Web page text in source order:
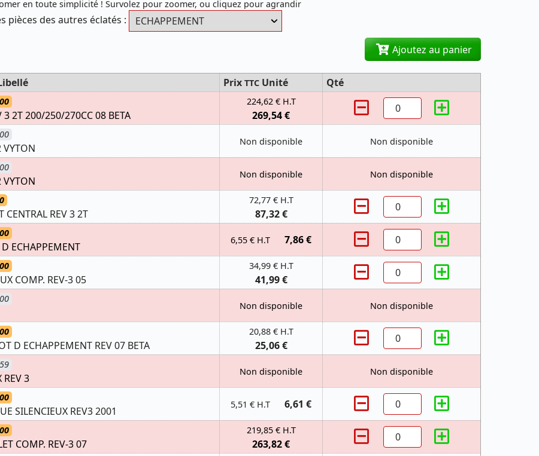
en toute simplicité ! Survolez pour zoomer, ou cliquez pour agrandir
pièces des autres éclatés :
Ajoutez au panier
Prix TTC Unité
Qté
3 2T 200/250/270CC 08 BETA
224,62 € H.T
269,54 €
VYTON
Non disponible Non disponible
VYTON
Non disponible Non disponible
CENTRAL REV 3 2T
72,77 € H.T
87,32 €
ECHAPPEMENT
6,55 € H.T 7,86 €
COMP. REV-3 05
34,99 € H.T
41,99 €
Non disponible Non disponible
D ECHAPPEMENT REV 07 BETA
20,88 € H.T
25,06 €
REV 3
Non disponible Non disponible
SILENCIEUX REV3 2001
5,51 € H.T 6,61 €
COMP. REV-3 07
219,85 € H.T
263,82 €